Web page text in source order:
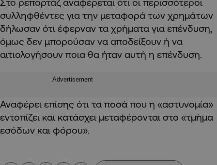
Στο ρεπορτάζ αναφέρεται ότι οι περισσότεροι
συλληφθέντες για την μεταφορά των χρημάτων
δήλωσαν ότι έφερναν τα χρήματα για επένδυση,
όμως δεν μπορούσαν να αποδείξουν ή να
αιτιολογήσουν ποια θα ήταν αυτή η επένδυση.
Advertisement
Αναφέρει επίσης ότι τα ποσά που η «αστυνομία»
εντοπίζει και κατάσχει μεταφέρονται στο «τμήμα
εσόδων και φόρου».